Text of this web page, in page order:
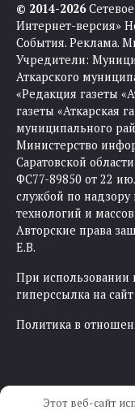
© 2014-2026Сетевое
Интернет-версия»
События. Реклама.
Учредители:
Аткарского
«Редакция газеты
газеты «Аткарская
муниципального
Министерство
Саратовской
ФС77-89850 от 22
службой по
технологий и
Авторские права
Е.В.
При использовании
гиперссылка на сайт
Политика в
Этот веб-сайт